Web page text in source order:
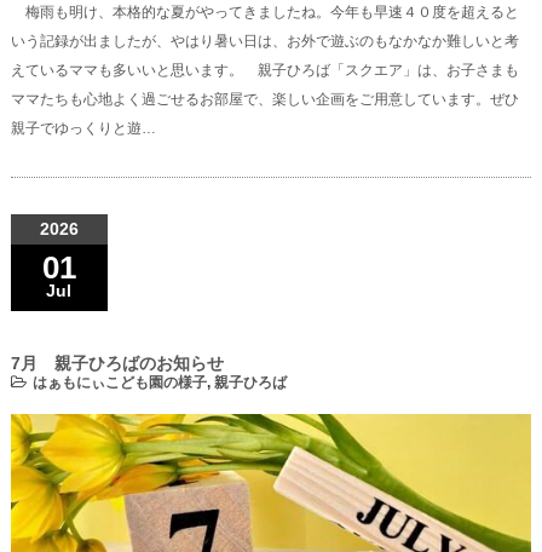
梅雨も明け、本格的な夏がやってきましたね。今年も早速４０度を超えると
いう記録が出ましたが、やはり暑い日は、お外で遊ぶのもなかなか難しいと考
えているママも多いいと思います。 親子ひろば「スクエア」は、お子さまも
ママたちも心地よく過ごせるお部屋で、楽しい企画をご用意しています。ぜひ
親子でゆっくりと遊…
2026
01
Jul
7月 親子ひろばのお知らせ
はぁもにぃこども園の様子, 親子ひろば